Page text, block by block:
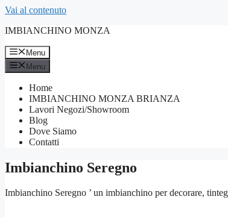
Vai al contenuto
IMBIANCHINO MONZA
Menu
Menu
Home
IMBIANCHINO MONZA BRIANZA
Lavori Negozi/Showroom
Blog
Dove Siamo
Contatti
Imbianchino Seregno
Imbianchino Seregno ’ un imbianchino per decorare,